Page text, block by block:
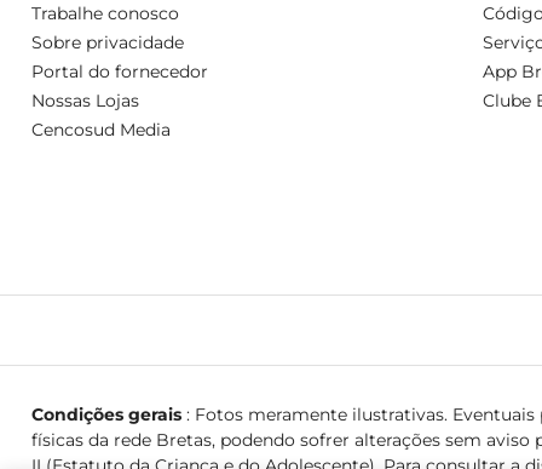
Trabalhe conosco
Sobre privacidade
Portal do fornecedor
Nossas Lojas
Cencosud Media
App
Clube
Condições gerais: Fotos meramente ilustrativas. Eventuais
físicas da rede Bretas, podendo sofrer alterações sem aviso